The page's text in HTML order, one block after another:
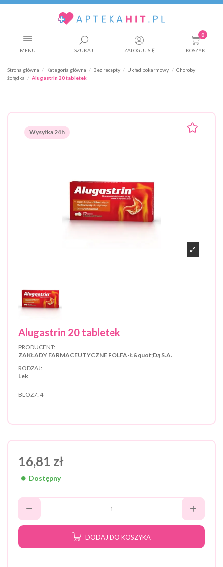
MENU SZUKAJ ZALOGUJ SIĘ
0
KOSZYK
Strona główna Kategoria główna Bez recepty Układ pokarmowy
Choroby
żołądka
Alugastrin 20 tabletek
Wysyłka 24h
Alugastrin 20 tabletek
PRODUCENT:
ZAKŁADY FARMACEUTYCZNE POLFA-Ł&quot;Dą S.A.
RODZAJ:
Lek
BLOZ7: 4
16,81 zł
Dostępny
DODAJ DO KOSZYKA